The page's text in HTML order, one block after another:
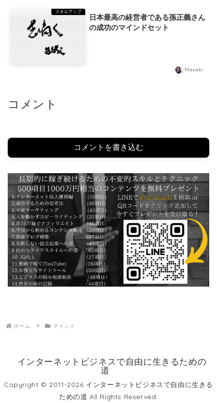
スキルアップ
日本最高の経営者である孫正義さん
の成功のマインドセット
Masaki
コメント
コメントを書き込む
ホーム マインド
インターネットビジネスで自由に生きるための
道
Copyright © 2011-2026 インターネットビジネスで自由に生きる
ための道 All Rights Reserved.